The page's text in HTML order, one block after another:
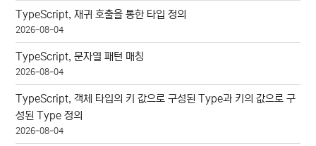
TypeScript, 재귀 호출을 통한 타입 정의
2026-08-04
TypeScript, 문자열 패턴 매칭
2026-08-04
TypeScript, 객체 타입의 키 값으로 구성된 Type과 키의 값으로 구
성된 Type 정의
2026-08-04